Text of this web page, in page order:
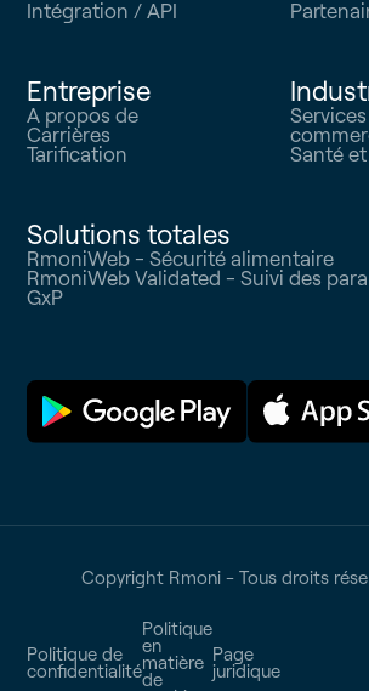
Intégration / API
Entreprise
A propos de
Carrières
Tarification Santé
Solutions totales
RmoniWeb - Sécurité alimentaire
RmoniWeb Validated - Suivi des
GxP
Copyright Rmoni - Tous droits
Politique de
confidentialité
Politique
en
matière
de
Page
juridique